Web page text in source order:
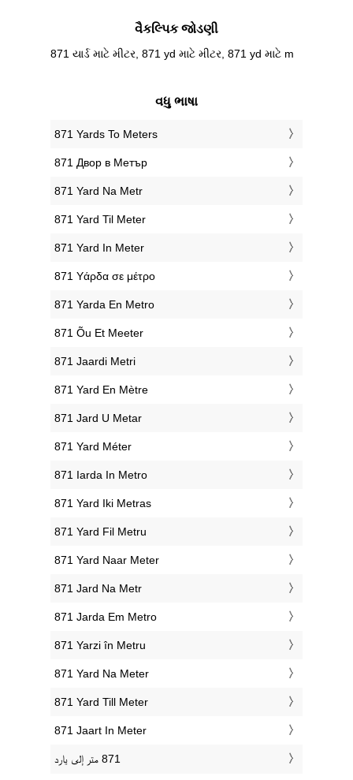
વૈકલ્પિક જોડણી
871 યાર્ડ માટે મીટર, 871 yd માટે મીટર, 871 yd માટે m
વધુ ભાષા
‎871 Yards To Meters
‎871 Двор в Метър
‎871 Yard Na Metr
‎871 Yard Til Meter
‎871 Yard In Meter
‎871 Υάρδα σε μέτρο
‎871 Yarda En Metro
‎871 Õu Et Meeter
‎871 Jaardi Metri
‎871 Yard En Mètre
‎871 Jard U Metar
‎871 Yard Méter
‎871 Iarda In Metro
‎871 Yard Iki Metras
‎871 Yard Fil Metru
‎871 Yard Naar Meter
‎871 Jard Na Metr
‎871 Jarda Em Metro
‎871 Yarzi în Metru
‎871 Yard Na Meter
‎871 Yard Till Meter
‎871 Jaart In Meter